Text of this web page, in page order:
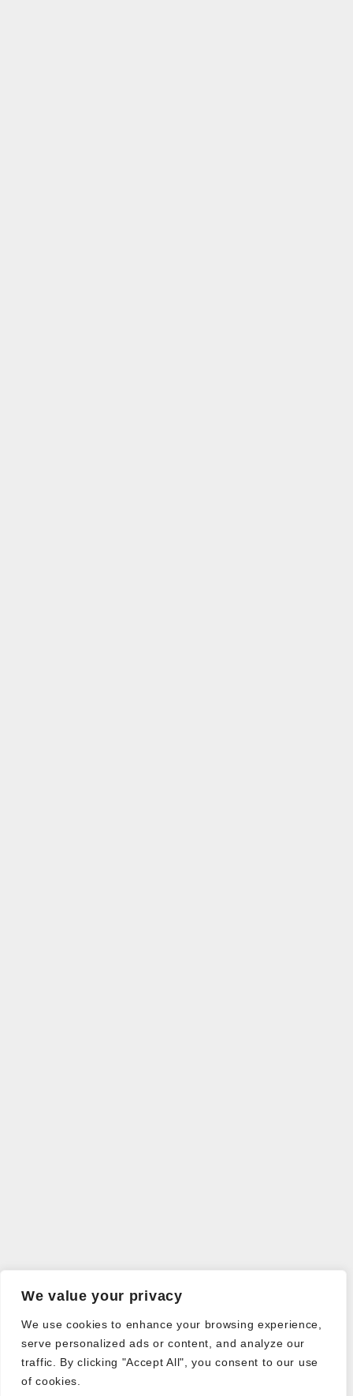
We value your privacy
We use cookies to enhance your browsing experience,
serve personalized ads or content, and analyze our
traffic. By clicking "Accept All", you consent to our use
of cookies.